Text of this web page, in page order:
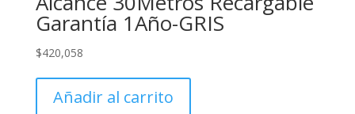
Garantía 1Año-GRIS
$420,058
Añadir al carrito